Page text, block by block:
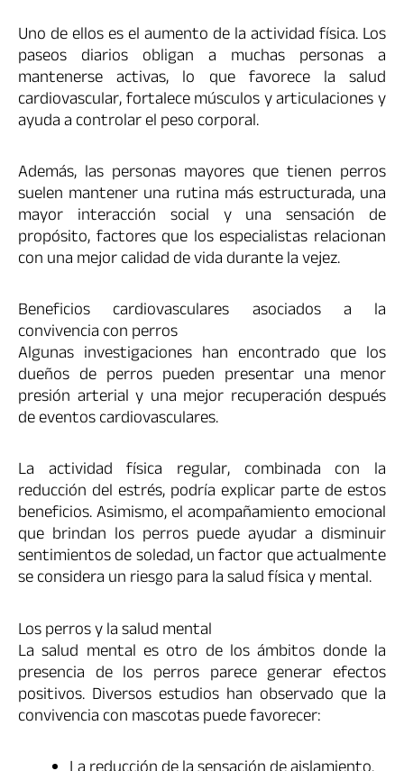
Uno de ellos es el aumento de la actividad física. Los
paseos diarios obligan a muchas personas a
mantenerse activas, lo que favorece la salud
cardiovascular, fortalece músculos y articulaciones y
ayuda a controlar el peso corporal.
Además, las personas mayores que tienen perros
suelen mantener una rutina más estructurada, una
mayor interacción social y una sensación de
propósito, factores que los especialistas relacionan
con una mejor calidad de vida durante la vejez.
Beneficios cardiovasculares asociados a la
convivencia con perros
Algunas investigaciones han encontrado que los
dueños de perros pueden presentar una menor
presión arterial y una mejor recuperación después
de eventos cardiovasculares.
La actividad física regular, combinada con la
reducción del estrés, podría explicar parte de estos
beneficios. Asimismo, el acompañamiento emocional
que brindan los perros puede ayudar a disminuir
sentimientos de soledad, un factor que actualmente
se considera un riesgo para la salud física y mental.
Los perros y la salud mental
La salud mental es otro de los ámbitos donde la
presencia de los perros parece generar efectos
positivos. Diversos estudios han observado que la
convivencia con mascotas puede favorecer: